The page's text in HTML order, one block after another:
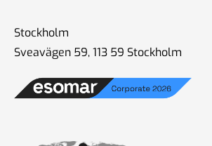
Stockholm
Sveavägen 59, 113 59 Stockholm